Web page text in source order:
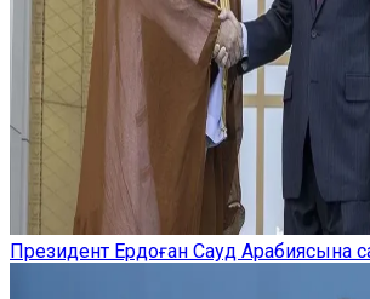
Президент Ердоған Сауд Арабиясына